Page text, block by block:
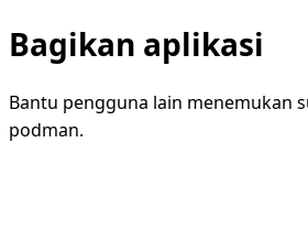
Bagikan aplikasi
Bantu pengguna lain menemukan
podman.